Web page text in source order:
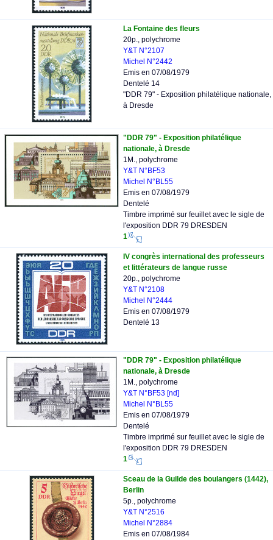
La Fontaine des fleurs
20p., polychrome
Y&T N°2107
Michel N°2442
Emis en 07/08/1979
Dentelé 14
"DDR 79" - Exposition philatélique nationale,
à Dresde
"DDR 79" - Exposition philatélique
nationale, à Dresde
1M., polychrome
Y&T N°BF53
Michel N°BL55
Emis en 07/08/1979
Dentelé
Timbre imprimé sur feuillet avec le sigle de
l'exposition DDR 79 DRESDEN
1
IV congrès international des professeurs
et littérateurs de langue russe
20p., polychrome
Y&T N°2108
Michel N°2444
Emis en 07/08/1979
Dentelé 13
"DDR 79" - Exposition philatélique
nationale, à Dresde
1M., polychrome
Y&T N°BF53 [nd]
Michel N°BL55
Emis en 07/08/1979
Dentelé
Timbre imprimé sur feuillet avec le sigle de
l'exposition DDR 79 DRESDEN
1
Sceau de la Guilde des boulangers (1442),
Berlin
5p., polychrome
Y&T N°2516
Michel N°2884
Emis en 07/08/1984